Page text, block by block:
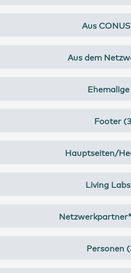
Aus
Aus dem
Ehemalige
Footer
Hauptseiten/
Living
Personen